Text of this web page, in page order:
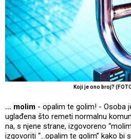
Koji je ono broj?
… molim - opalim te golim! - Osoba
uglađena što remeti normalnu
na, s njene strane, izgovoreno
izgovoriti “…opalim te golim” kako bi